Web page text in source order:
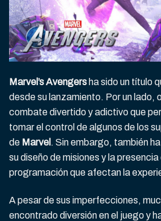
Marvel’s Avengers ha sido un título
desde su lanzamiento. Por un lado,
combate divertido y adictivo que
tomar el control de algunos de los
de Marvel . Sin embargo, también
su diseño de misiones y la
programación que afectan la
A pesar de sus imperfecciones,
encontrado diversión en el juego y